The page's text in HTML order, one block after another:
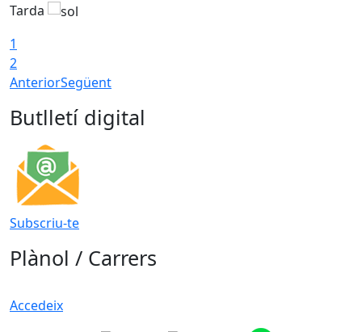
Tarda
1
2
AnteriorSegüent
Butlletí digital
Subscriu-te
Plànol / Carrers
Accedeix